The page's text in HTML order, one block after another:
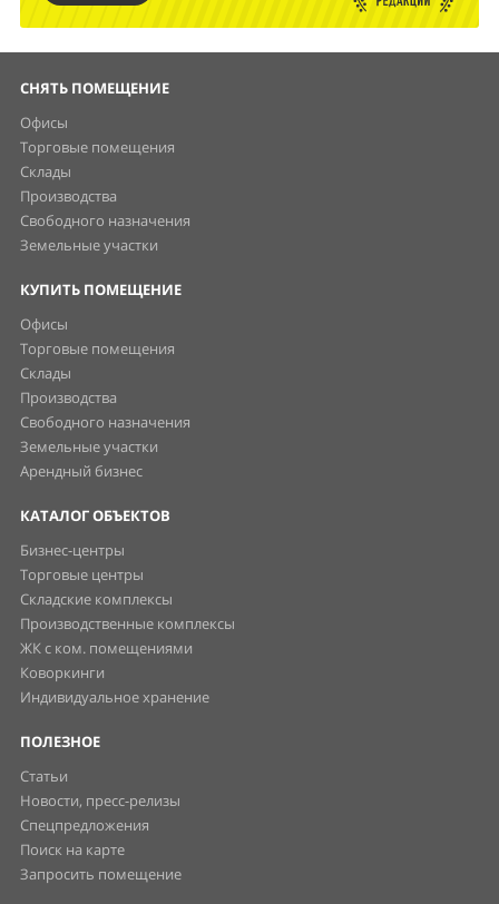
СНЯТЬ ПОМЕЩЕНИЕ
Офисы
Торговые помещения
Склады
Производства
Свободного назначения
Земельные участки
КУПИТЬ ПОМЕЩЕНИЕ
Офисы
Торговые помещения
Склады
Производства
Свободного назначения
Земельные участки
Арендный бизнес
КАТАЛОГ ОБЪЕКТОВ
Бизнес-центры
Торговые центры
Складские комплексы
Производственные комплексы
ЖК с ком. помещениями
Коворкинги
Индивидуальное хранение
ПОЛЕЗНОЕ
Статьи
Новости, пресс-релизы
Спецпредложения
Поиск на карте
Запросить помещение